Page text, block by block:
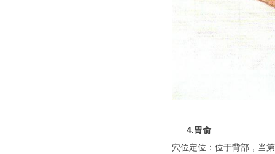
4.胃俞
穴位定位：位于背部，当